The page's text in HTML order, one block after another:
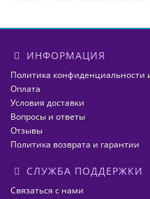
ИНФОРМАЦИЯ
Политика конфиденциальности
Оплата
Условия доставки
Вопросы и ответы
Отзывы
Политика возврата и гарантии
СЛУЖБА ПОДДЕРЖКИ
Связаться с нами